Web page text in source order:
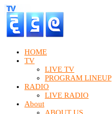
HOME
TV
LIVE TV
PROGRAM LINEUP
RADIO
LIVE RADIO
About